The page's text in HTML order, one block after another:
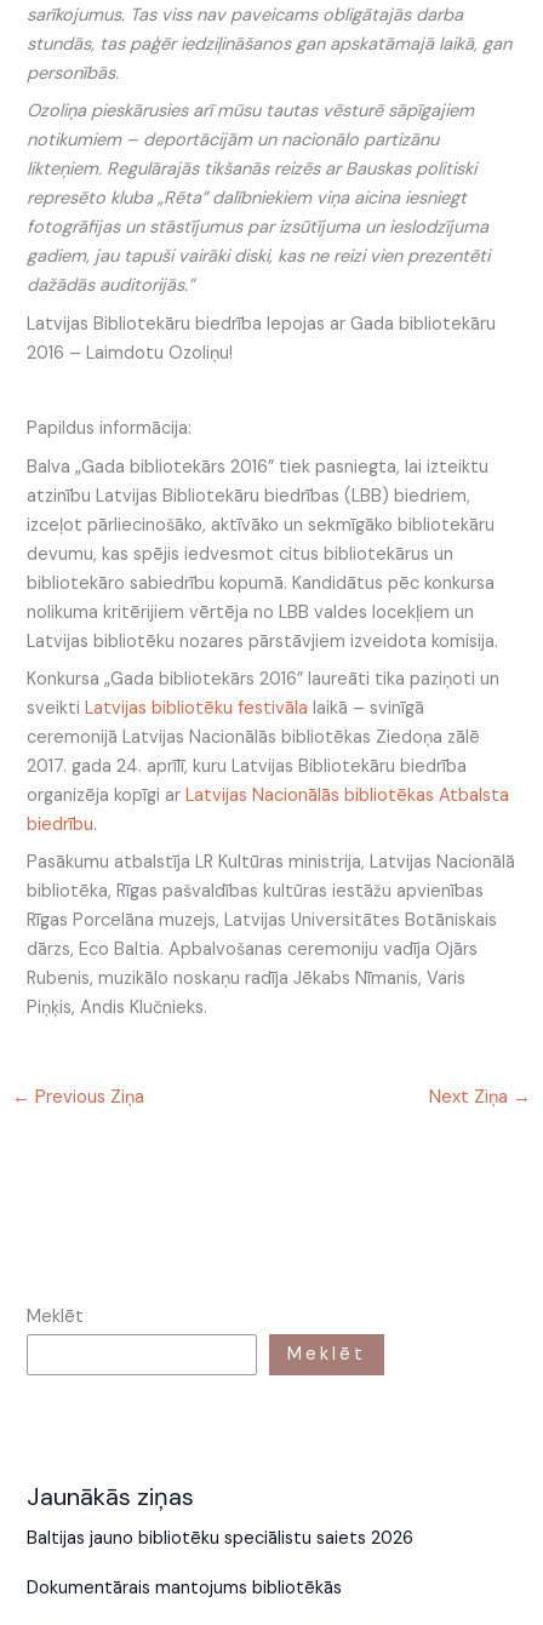
sarīkojumus. Tas viss nav paveicams obligātajās darba
stundās, tas paģēr iedziļināšanos gan apskatāmajā laikā, gan
personībās.
Ozoliņa pieskārusies arī mūsu tautas vēsturē sāpīgajiem
notikumiem – deportācijām un nacionālo partizānu
likteņiem. Regulārajās tikšanās reizēs ar Bauskas politiski
represēto kluba „Rēta” dalībniekiem viņa aicina iesniegt
fotogrāfijas un stāstījumus par izsūtījuma un ieslodzījuma
gadiem, jau tapuši vairāki diski, kas ne reizi vien prezentēti
dažādās auditorijās.”
Latvijas Bibliotekāru biedrība lepojas ar Gada bibliotekāru
2016 – Laimdotu Ozoliņu!
Papildus informācija:
Balva „Gada bibliotekārs 2016” tiek pasniegta, lai izteiktu
atzinību Latvijas Bibliotekāru biedrības (LBB) biedriem,
izceļot pārliecinošāko, aktīvāko un sekmīgāko bibliotekāru
devumu, kas spējis iedvesmot citus bibliotekārus un
bibliotekāro sabiedrību kopumā. Kandidātus pēc konkursa
nolikuma kritērijiem vērtēja no LBB valdes locekļiem un
Latvijas bibliotēku nozares pārstāvjiem izveidota komisija.
Konkursa „Gada bibliotekārs 2016” laureāti tika paziņoti un
sveiktiLatvijas bibliotēku festivāla laikā – svinīgā
ceremonijā Latvijas Nacionālās bibliotēkas Ziedoņa zālē
2017. gada 24. aprīlī, kuru Latvijas Bibliotekāru biedrība
organizēja kopīgi arLatvijas Nacionālās bibliotēkas Atbalsta
biedrību.
Pasākumu atbalstīja LR Kultūras ministrija, Latvijas Nacionālā
bibliotēka, Rīgas pašvaldības kultūras iestāžu apvienības
Rīgas Porcelāna muzejs, Latvijas Universitātes Botāniskais
dārzs, Eco Baltia. Apbalvošanas ceremoniju vadīja Ojārs
Rubenis, muzikālo noskaņu radīja Jēkabs Nīmanis, Varis
Piņķis, Andis Klučnieks.
← Previous Ziņa Next Ziņa →
Meklēt
Meklēt
Jaunākās ziņas
Baltijas jauno bibliotēku speciālistu saiets 2026
Dokumentārais mantojums bibliotēkās